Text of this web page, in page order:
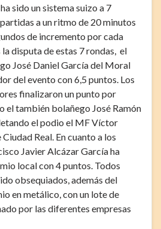
sido un sistema suizo a 7
a un ritmo de 20 minutos
de incremento por cada
disputa de estas 7 rondas, el
José Daniel García del Moral
del evento con 6,5 puntos. Los
finalizaron un punto por
el también bolañego José Ramón
el podio el MF Víctor
Real. En cuanto a los
Javier Alcázar García ha
local con 4 puntos. Todos
obsequiados, además del
en metálico, con un lote de
por las diferentes empresas